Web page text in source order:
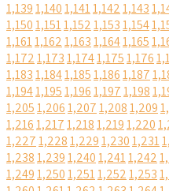
1,1391,1401,1411,1421,143
1,1501,1511,1521,1531,154
1,1611,1621,1631,1641,165
1,1721,1731,1741,1751,176
1,1831,1841,1851,1861,187
1,1941,1951,1961,1971,198
1,2051,2061,2071,2081,209
1,2161,2171,2181,2191,220
1,2271,2281,2291,2301,231
1,2381,2391,2401,2411,242
1,2491,2501,2511,2521,253